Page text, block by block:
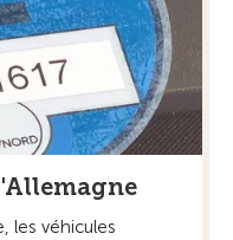
les véhicules